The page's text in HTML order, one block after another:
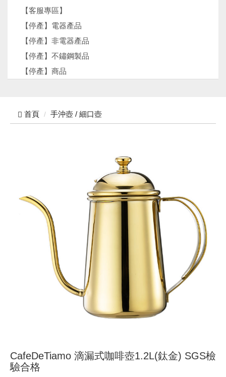
【客服專區】
【停產】電器產品
【停產】非電器產品
【停產】不鏽鋼製品
【停產】商品
首頁 手沖壺 / 細口壺
CafeDeTiamo 滴漏式咖啡壺1.2L(鈦金) SGS檢
驗合格